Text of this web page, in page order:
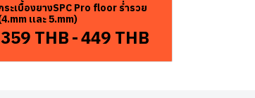
ระเบื้องยางSPC Pro floor ร่ำรวย
เเละ 5.mm)
359 THB-449 THB